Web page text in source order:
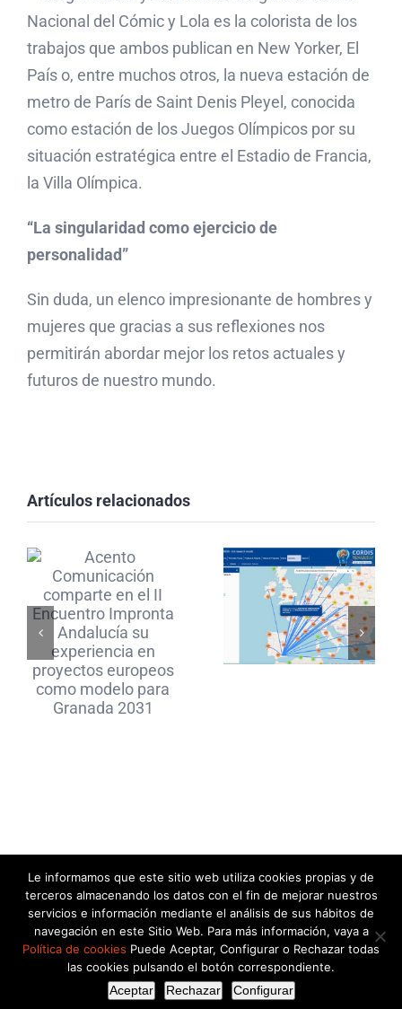
Nacional del Cómic y Lola es la colorista de los
trabajos que ambos publican en New Yorker, El
País o, entre muchos otros, la nueva estación de
metro de París de Saint Denis Pleyel, conocida
como estación de los Juegos Olímpicos por su
situación estratégica entre el Estadio de Francia,
la Villa Olímpica.
“La singularidad como ejercicio de
personalidad”
Sin duda, un elenco impresionante de hombres y
mujeres que gracias a sus reflexiones nos
permitirán abordar mejor los retos actuales y
futuros de nuestro mundo.
Artículos relacionados
Acento
Comunicación
Encuentro
Impronta
Andalucía
su
experiencia
en
proyectos
para
Granada
2031
agencia de
Granada
en el mapa
europeo
de la
© Acentoline Comunicación Editora SL -2026 |
info@acentocomunicacion.com
Política de Privacidad | Política de
Cookies
FacebookYouTubeInstagramLinkedIn
Le informamos que este sitio web utiliza cookies propias y de
terceros almacenando los datos con el fin de mejorar nuestros
servicios e información mediante el análisis de sus hábitos de
navegación en este Sitio Web. Para más información, vaya a
Política de cookies Puede Aceptar, Configurar o Rechazar todas
las cookies pulsando el botón correspondiente.
Aceptar
Rechazar Configurar